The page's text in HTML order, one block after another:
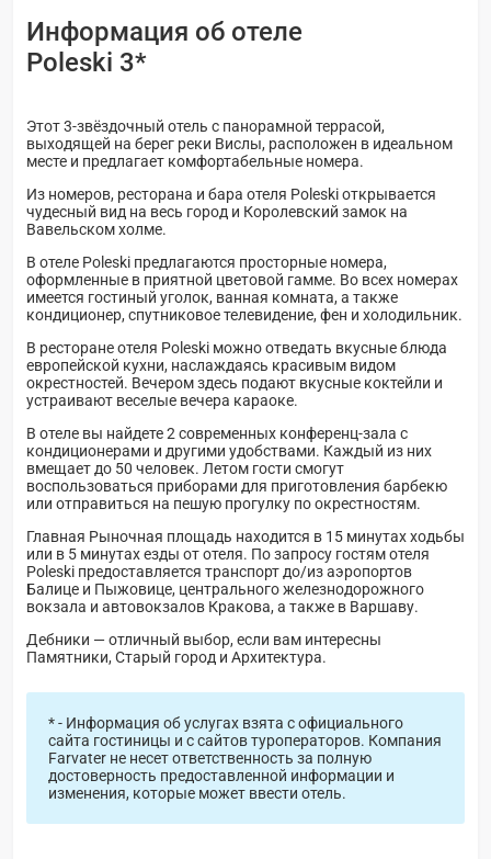
Информация об отеле
Poleski 3*
Этот 3-звёздочный отель с панорамной террасой,
выходящей на берег реки Вислы, расположен в идеальном
месте и предлагает комфортабельные номера.
Из номеров, ресторана и бара отеля Poleski открывается
чудесный вид на весь город и Королевский замок на
Вавельском холме.
В отеле Poleski предлагаются просторные номера,
оформленные в приятной цветовой гамме. Во всех номерах
имеется гостиный уголок, ванная комната, а также
кондиционер, спутниковое телевидение, фен и холодильник.
В ресторане отеля Poleski можно отведать вкусные блюда
европейской кухни, наслаждаясь красивым видом
окрестностей. Вечером здесь подают вкусные коктейли и
устраивают веселые вечера караоке.
В отеле вы найдете 2 современных конференц-зала с
кондиционерами и другими удобствами. Каждый из них
вмещает до 50 человек. Летом гости смогут
воспользоваться приборами для приготовления барбекю
или отправиться на пешую прогулку по окрестностям.
Главная Рыночная площадь находится в 15 минутах ходьбы
или в 5 минутах езды от отеля. По запросу гостям отеля
Poleski предоставляется транспорт до/из аэропортов
Балице и Пыжовице, центрального железнодорожного
вокзала и автовокзалов Кракова, а также в Варшаву.
Дебники — отличный выбор, если вам интересны
Памятники, Старый город и Архитектура.
* - Информация об услугах взята с официального
сайта гостиницы и с сайтов туроператоров. Компания
Farvater не несет ответственность за полную
достоверность предоставленной информации и
изменения, которые может ввести отель.